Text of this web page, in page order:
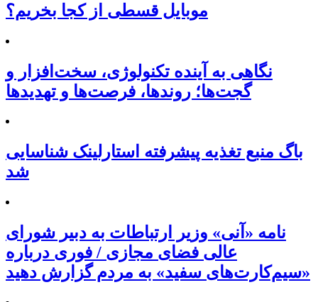
موبایل قسطی از کجا بخریم؟
نگاهی به آینده تکنولوژی، سخت‌افزار و
گجت‌ها؛ روندها، فرصت‌ها و تهدیدها
باگ منبع تغذیه پیشرفته استارلینک شناسایی
شد
نامه «آنی» وزیر ارتباطات به دبیر شورای
عالی فضای مجازی / فوری درباره
«سیم‌کارت‌های سفید» به مردم گزارش دهید